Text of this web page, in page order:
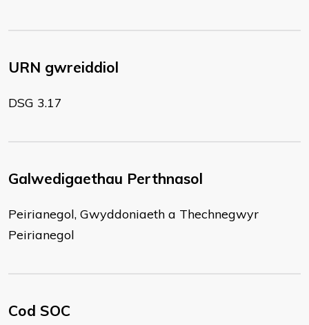
URN gwreiddiol
DSG 3.17
Galwedigaethau Perthnasol
Peirianegol, Gwyddoniaeth a Thechnegwyr
Peirianegol
Cod SOC